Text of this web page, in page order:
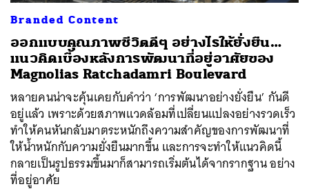
Branded Content
ออกแบบคุณภาพชีวิตดีๆ อย่างไรให้ยั่งยืน…
แนวคิดเบื้องหลังการพัฒนาที่อยู่อาศัยของ
Magnolias Ratchadamri Boulevard
หลายคนน่าจะคุ้นเคยกับคำว่า ‘การพัฒนาอย่างยั่งยืน’ กันดี
อยู่แล้ว เพราะด้วยสภาพแวดล้อมที่เปลี่ยนแปลงอย่างรวดเร็ว
ทำให้คนหันกลับมาตระหนักถึงความสำคัญของการพัฒนาที่
ให้น้ำหนักกับความยั่งยืนมากขึ้น และการจะทำให้แนวคิดนี้
กลายเป็นรูปธรรมขึ้นมาก็สามารถเริ่มต้นได้จากรากฐาน อย่าง
ที่อยู่อาศัย